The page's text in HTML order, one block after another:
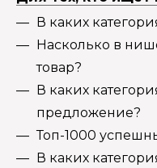
В каких
Насколько в
товар?
В каких
предложение?
Топ-1000
В каких